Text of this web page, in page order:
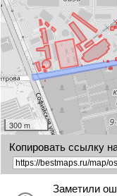
35 литГ1 35 литВ
+
300 m
Копировать ссылку
Заметили